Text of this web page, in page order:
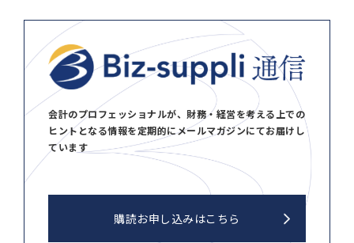
会計のプロフェッショナルが、財務・経営を考える上での
ヒントとなる情報を定期的にメールマガジンにてお届けし
ています
購読お申し込みはこちら